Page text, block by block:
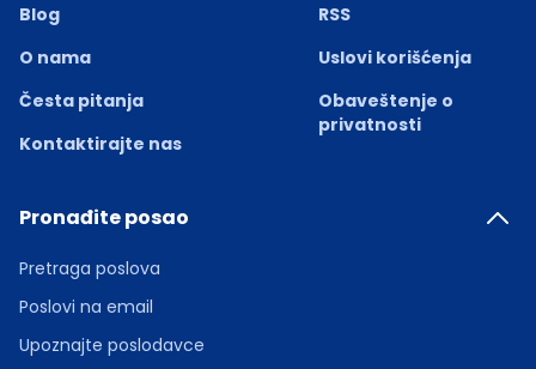
Blog
O nama
Česta pitanja
Kontaktirajte nas
RSS
Uslovi korišćenja
Obaveštenje o
privatnosti
Pronađite posao
Pretraga poslova
Poslovi na email
Upoznajte poslodavce